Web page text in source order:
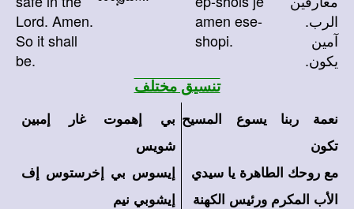
Lord. Amen.
So it shall
be.
amen ese-
shopi.
الرب.
آمين
يكون.
تنسيق مختلف
نعمة ربنا يسوع المسيح
تكون
مع روحك الطاهرة يا سيدي
الأب المكرم ورئيس الكهنة
بي إهموت غار إمبين
شويس
إيسوس بي إخرستوس إف
إيشوبي نيم